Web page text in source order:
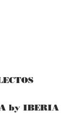
by IBERIA